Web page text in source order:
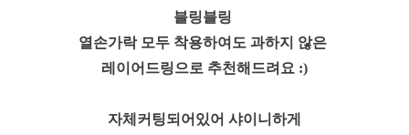
블링블링
열손가락 모두 착용하여도 과하지 않은
레이어드링으로 추천해드려요 :)
자체커팅되어있어 샤이니하게